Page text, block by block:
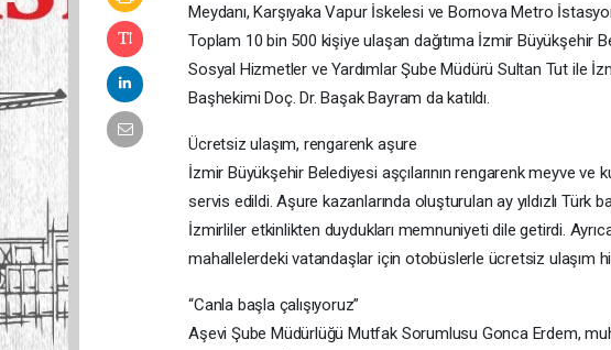
Meydanı, Karşıyaka Vapur İskelesi ve Bornova Metro
Toplam 10 bin 500 kişiye ulaşan dağıtıma İzmir Büyükşehir
Sosyal Hizmetler ve Yardımlar Şube Müdürü Sultan Tut ile
Başhekimi Doç. Dr. Başak Bayram da katıldı.
Ücretsiz ulaşım, rengarenk aşure
İzmir Büyükşehir Belediyesi aşçılarının rengarenk meyve
servis edildi. Aşure kazanlarında oluşturulan ay yıldızlı Türk
İzmirliler etkinlikten duydukları memnuniyeti dile getirdi.
mahallelerdeki vatandaşlar için otobüslerle ücretsiz ulaşım
“Canla başla çalışıyoruz”
Aşevi Şube Müdürlüğü Mutfak Sorumlusu Gonca Erdem,